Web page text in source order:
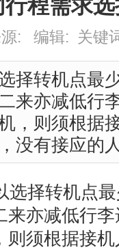
程需求
: 编辑: 关键
择转机点最
来亦减低行
，则须根据
没有接应的
选择转机点
来亦减低行
则须根据接